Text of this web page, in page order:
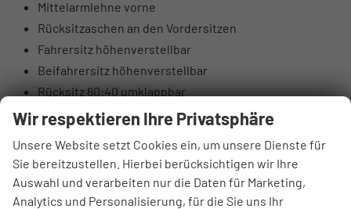
Mittelarmlehne vorne
Rücksitzaschen an den Vordersitzen
Fahrersitz höhenverstellbar
Beifahrersitz höhenverstellbar
Rücksitz 60:40 umklappbar
Elektrische Lendenwirbelstütze Fahrerseite
Oberschenkelauflage Fahrerseite
Luftausströmer hinten
Brillenfach
Automatisch abblendender Innenspiegel
Wir respektieren Ihre Privatsphäre
Unsere Website setzt Cookies ein, um unsere Dienste für
Sie bereitzustellen. Hierbei berücksichtigen wir Ihre
Auswahl und verarbeiten nur die Daten für Marketing,
Analytics und Personalisierung, für die Sie uns Ihr